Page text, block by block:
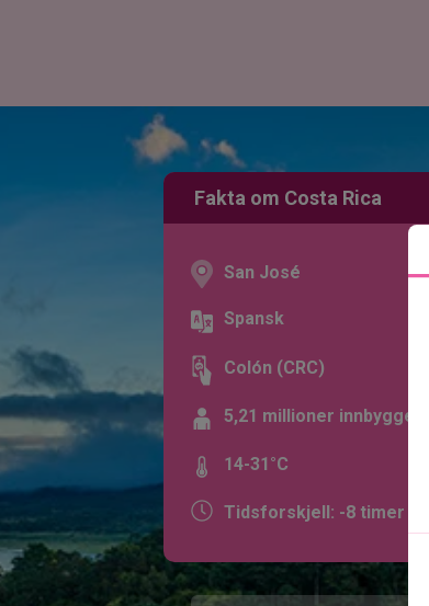
Fakta om Costa Rica
San José
Spansk
Colón (CRC)
5,21 millioner innbyggere
14-31°C
Tidsforskjell: -8 timer